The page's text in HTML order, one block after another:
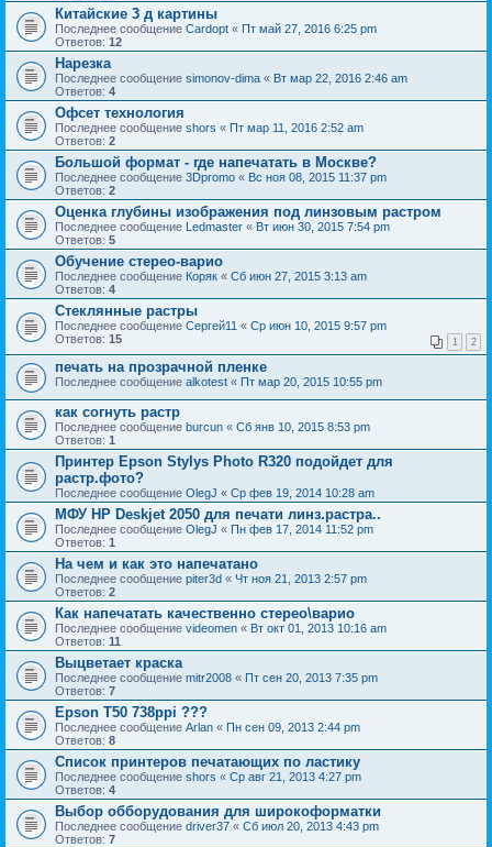
Китайские 3 д картины
Последнее сообщение Cardopt « Пт май 27, 2016 6:25 pm
Ответов: 12
Нарезка
Последнее сообщение simonov-dima « Вт мар 22, 2016 2:46 am
Ответов: 4
Офсет технология
Последнее сообщение shors « Пт мар 11, 2016 2:52 am
Ответов: 2
Большой формат - где напечатать в Москве?
Последнее сообщение 3Dpromo « Вс ноя 08, 2015 11:37 pm
Ответов: 2
Оценка глубины изображения под линзовым растром
Последнее сообщение Ledmaster « Вт июн 30, 2015 7:54 pm
Ответов: 5
Обучение стерео-варио
Последнее сообщение Коряк « Сб июн 27, 2015 3:13 am
Ответов: 4
Стеклянные растры
Последнее сообщение Сергей11 « Ср июн 10, 2015 9:57 pm
Ответов: 15 1 2
печать на прозрачной пленке
Последнее сообщение alkotest « Пт мар 20, 2015 10:55 pm
как согнуть растр
Последнее сообщение burcun « Сб янв 10, 2015 8:53 pm
Ответов: 1
Принтер Epson Stylys Photo R320 подойдет для
растр.фото?
Последнее сообщение OlegJ « Ср фев 19, 2014 10:28 am
МФУ HP Deskjet 2050 для печати линз.растра..
Последнее сообщение OlegJ « Пн фев 17, 2014 11:52 pm
Ответов: 1
На чем и как это напечатано
Последнее сообщение piter3d « Чт ноя 21, 2013 2:57 pm
Ответов: 2
Как напечатать качественно стерео\варио
Последнее сообщение videomen « Вт окт 01, 2013 10:16 am
Ответов: 11
Выцветает краска
Последнее сообщение mitr2008 « Пт сен 20, 2013 7:35 pm
Ответов: 7
Epson T50 738ppi ???
Последнее сообщение Arlan « Пн сен 09, 2013 2:44 pm
Ответов: 8
Список принтеров печатающих по ластику
Последнее сообщение shors « Ср авг 21, 2013 4:27 pm
Ответов: 4
Выбор обборудования для широкоформатки
Последнее сообщение driver37 « Сб июл 20, 2013 4:43 pm
Ответов: 7